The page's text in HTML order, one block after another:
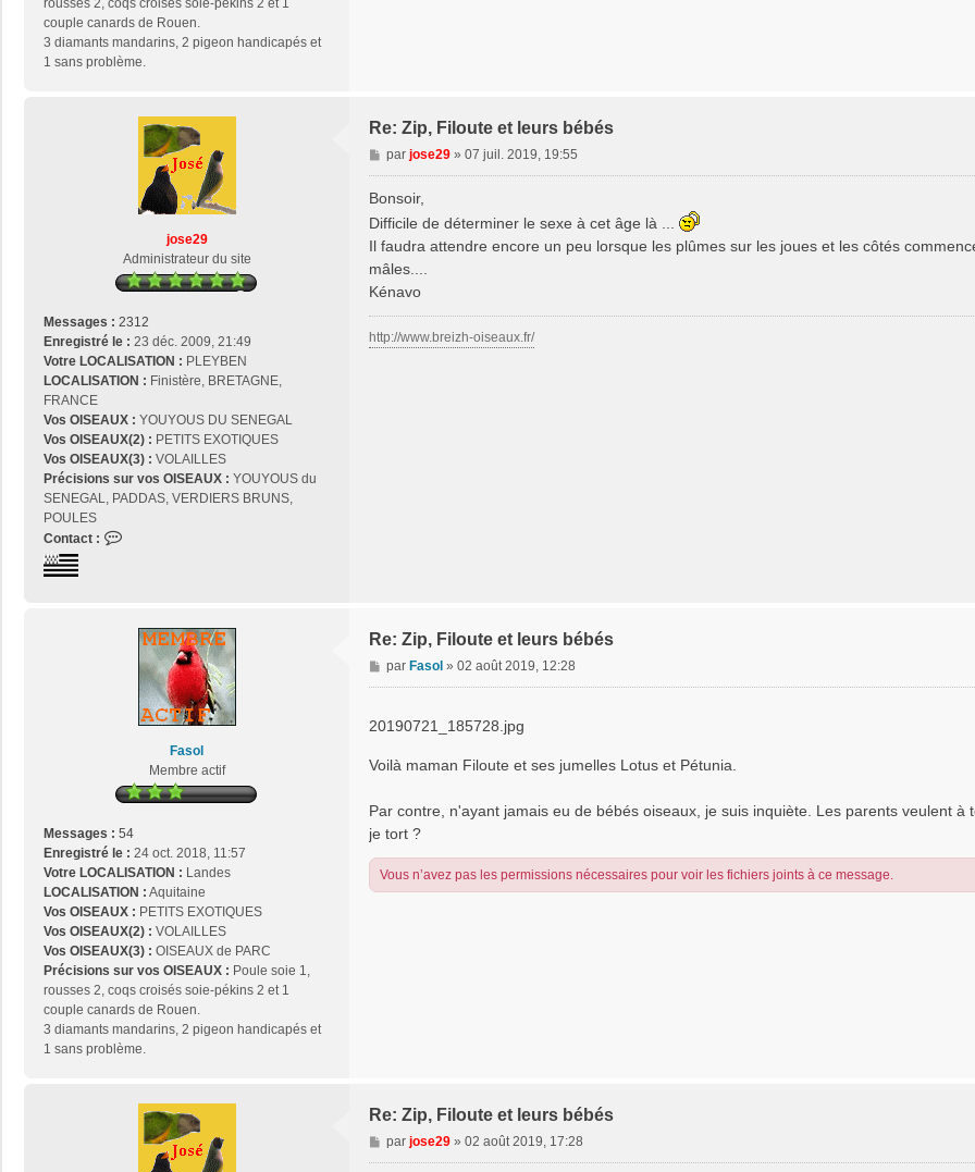
rousses 2, coqs croisés soie-pékins 2 et 1
couple canards de Rouen.
3 diamants mandarins, 2 pigeon handicapés et
1 sans problème.
jose29
Administrateur du site
Messages : 2312
Enregistré le : 23 déc. 2009, 21:49
Votre LOCALISATION : PLEYBEN
LOCALISATION : Finistère, BRETAGNE,
FRANCE
Vos OISEAUX : YOUYOUS DU SENEGAL
Vos OISEAUX(2) : PETITS EXOTIQUES
Vos OISEAUX(3) : VOLAILLES
Précisions sur vos OISEAUX : YOUYOUS du
SENEGAL, PADDAS, VERDIERS BRUNS,
POULES
Contact :
2
Re: Zip, Filoute et leurs bébés
M
e
a
g
e
par jose29» 07 juil. 2019, 19:55
Bonsoir,
Difficile de déterminer le sexe à cet âge là ...
Il faudra attendre encore un peu lorsque les plûmes sur les joues et les côtés
mâles....
Kénavo
http://www.breizh-oiseaux.fr/
Fasol
Membre actif
Messages : 54
Enregistré le : 24 oct. 2018, 11:57
Votre LOCALISATION : Landes
LOCALISATION : Aquitaine
Vos OISEAUX : PETITS EXOTIQUES
Vos OISEAUX(2) : VOLAILLES
Vos OISEAUX(3) : OISEAUX de PARC
Précisions sur vos OISEAUX : Poule soie 1,
rousses 2, coqs croisés soie-pékins 2 et 1
couple canards de Rouen.
3 diamants mandarins, 2 pigeon handicapés et
1 sans problème.
Re: Zip, Filoute et leurs bébés
M
e
s
g
par Fasol» 02 août 2019, 12:28
20190721_185728.jpg
Voilà maman Filoute et ses jumelles Lotus et Pétunia.
Par contre, n'ayant jamais eu de bébés oiseaux, je suis inquiète. Les parents veulent
je tort ?
Vous n’avez pas les permissions nécessaires pour voir les fichiers joints à ce message.
Re: Zip, Filoute et leurs bébés
M
e
par jose29» 02 août 2019, 17:28